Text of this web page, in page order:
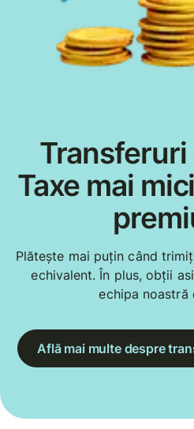
Transferuri
Taxe mai
Plătește mai puțin când
echivalent. În plus, obții
echipa noastră
Află mai multe despre